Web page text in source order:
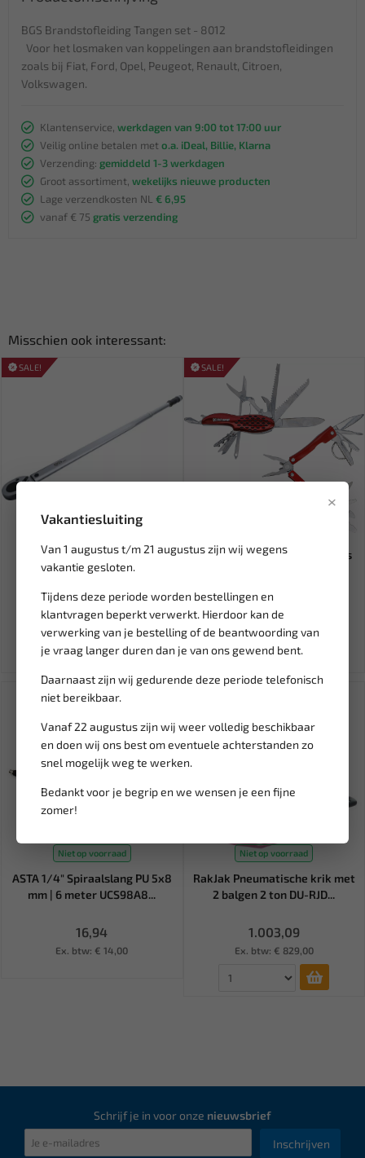
×
Vakantiesluiting
Van 1 augustus t/m 21 augustus zijn wij wegens
vakantie gesloten.
Tijdens deze periode worden bestellingen en
klantvragen beperkt verwerkt. Hierdoor kan de
verwerking van je bestelling of de beantwoording van
je vraag langer duren dan je van ons gewend bent.
Daarnaast zijn wij gedurende deze periode telefonisch
niet bereikbaar.
Vanaf 22 augustus zijn wij weer volledig beschikbaar
en doen wij ons best om eventuele achterstanden zo
snel mogelijk weg te werken.
Bedankt voor je begrip en we wensen je een fijne
zomer!
BGS Brandstofleiding Tangen set - 8012
Voor het losmaken van koppelingen aan brandstofleidingen
zoals bij Fiat, Ford, Opel, Peugeot, Renault, Citroen,
Volkswagen.
Klantenservice, werkdagen van 9:00 tot 17:00 uur
Veilig online betalen met o.a. iDeal, Billie, Klarna
Verzending: gemiddeld 1-3 werkdagen
Groot assortiment, wekelijks nieuwe producten
Lage verzendkosten NL € 6,95
vanaf € 75 gratis verzending
Misschien ook interessant:
SALE!
BGS 3/4'' Momentsleutel 20
mm 140-980 Nm 990
514,25
605,00
Ex. btw: € 425,00
SALE!
BGS Multifunctioneel zakmes
14,68
Ex. btw: € 12,13
Niet op voorraad
ASTA 1/4" Spiraalslang PU 5x8
mm | 6 meter UCS98A8...
16,94
Ex. btw: € 14,00
Niet op voorraad
RakJak Pneumatische krik met
2 balgen 2 ton DU-RJD...
1.003,09
Ex. btw: € 829,00
Schrijf je in voor onze nieuwsbrief
Inschrijven